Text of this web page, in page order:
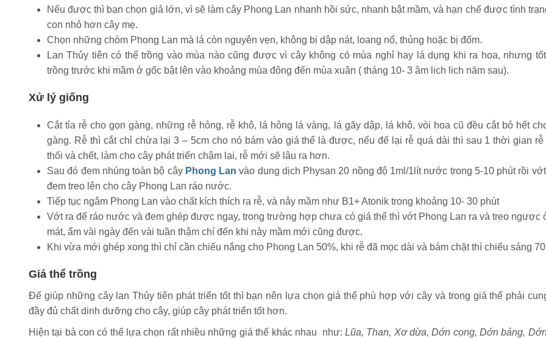
Nếu được thì bạn chọn giả lớn, vì sẽ làm cây Phong Lan nhanh hồi sức, nhanh bật mầm, và hạn chế được tình
con nhỏ hơn cây mẹ.
Chọn những chòm Phong Lan mà lá còn nguyên vẹn, không bị dập nát, loang nổ, thủng hoặc bị đốm.
Lan Thủy tiên có thể trồng vào mùa nào cũng được vì cây không có mùa nghỉ hay lá dụng khi ra hoa, nhưng
trồng trước khi mầm ở gốc bật lên vào khoảng mùa đông đến mùa xuân ( tháng 10- 3 âm lich lich năm sau).
Xử lý giống
Cắt tỉa rễ cho gọn gàng, những rễ hỏng, rễ khô, lá hỏng lá vàng, lá gãy dập, lá khô, vòi hoa cũ đều cắt bỏ hết
gàng. Rễ thì cắt chỉ chừa lại 3 – 5cm cho nó bám vào giá thể là được, nếu để lại rễ quá dài thì sau 1 thời gian rễ
thối và chết, làm cho cây phát triển chậm lại, rễ mới sẽ lâu ra hơn.
Sau đó đem nhúng toàn bộ cây Phong Lan vào dung dịch Physan 20 nồng độ 1ml/1lít nước trong 5-10 phút rồi
đem treo lên cho cây Phong Lan ráo nước.
Tiếp tục ngâm Phong Lan vào chất kích thích ra rễ, và nảy mầm như B1+ Atonik trong khoảng 10- 30 phút
Vớt ra để ráo nước và đem ghép được ngay, trong trường hợp chưa có giá thể thì vớt Phong Lan ra và treo ngược
mát, ẩm vài ngày đến vài tuần thậm chí đến khi nảy mầm mới cũng được.
Khi vừa mới ghép xong thì chỉ cần chiếu nắng cho Phong Lan 50%, khi rễ đã mọc dài và bám chặt thì chiếu sáng
Giá thể trồng
Để giúp những cây lan Thủy tiên phát triển tốt thì bạn nên lựa chọn giá thể phù hợp với cây và trong giá thể phải
đầy đủ chất dinh dưỡng cho cây, giúp cây phát triển tốt hơn.
Hiện tại bà con có thể lựa chọn rất nhiều những giá thể khác nhau như: Lũa, Than, Xơ dừa, Dớn cọng, Dớn bảng,